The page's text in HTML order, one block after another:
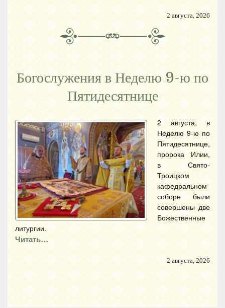
2 августа, 2026
Богослужения в Неделю 9-ю по
Пятидесятнице
2 августа, в
Неделю 9-ю по
Пятидесятнице,
пророка Илии,
в Свято-
Троицком
кафедральном
соборе были
совершены две
Божественные
литургии.
Читать…
2 августа, 2026